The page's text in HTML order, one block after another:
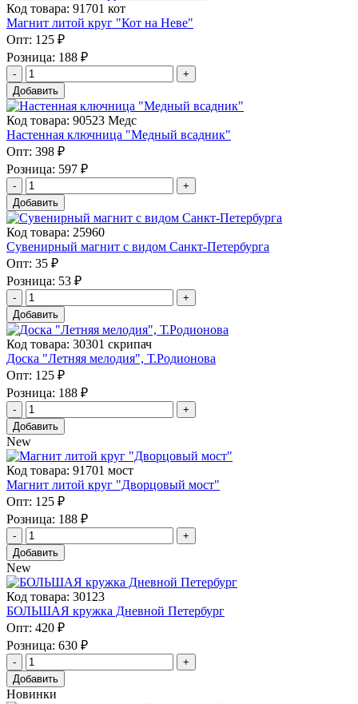
Код товара: 91701 кот
Магнит литой круг "Кот на Неве"
Опт: 125 ₽
Розница: 188 ₽
Добавить
Код товара: 90523 Медс
Настенная ключница "Медный всадник"
Опт: 398 ₽
Розница: 597 ₽
Добавить
Код товара: 25960
Сувенирный магнит с видом Санкт-Петербурга
Опт: 35 ₽
Розница: 53 ₽
Добавить
Код товара: 30301 скрипач
Доска "Летняя мелодия", Т.Родионова
Опт: 125 ₽
Розница: 188 ₽
Добавить
New
Код товара: 91701 мост
Магнит литой круг "Дворцовый мост"
Опт: 125 ₽
Розница: 188 ₽
Добавить
New
Код товара: 30123
БОЛЬШАЯ кружка Дневной Петербург
Опт: 420 ₽
Розница: 630 ₽
Добавить
Новинки